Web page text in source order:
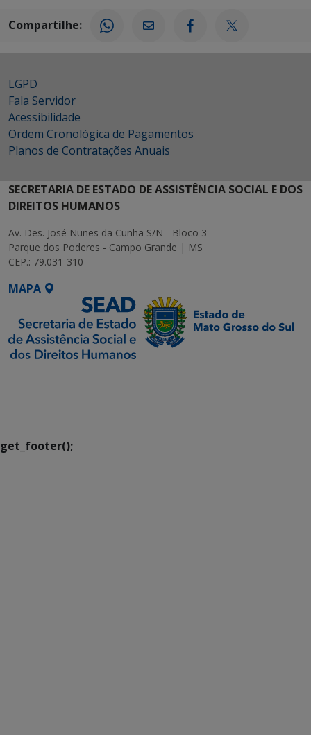
Compartilhe:
LGPD
Fala Servidor
Acessibilidade
Ordem Cronológica de Pagamentos
Planos de Contratações Anuais
SECRETARIA DE ESTADO DE ASSISTÊNCIA SOCIAL E DOS
DIREITOS HUMANOS
Av. Des. José Nunes da Cunha S/N - Bloco 3
Parque dos Poderes - Campo Grande | MS
CEP.: 79.031-310
MAPA
get_footer();